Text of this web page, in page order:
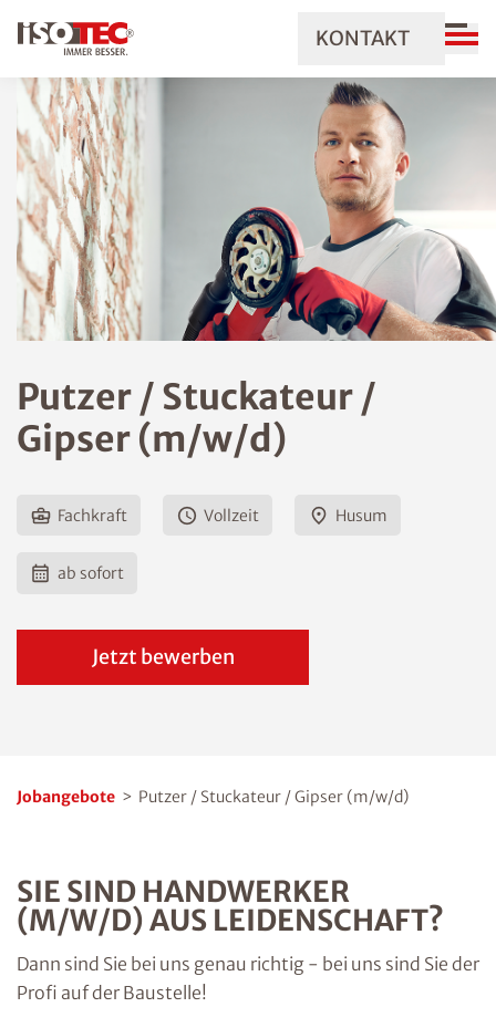
KONTAKT
Putzer / Stuckateur /
Gipser (m/w/d)
Fachkraft Vollzeit Husum
ab sofort
Jetzt bewerben
Jobangebote > Putzer / Stuckateur / Gipser (m/w/d)
SIE SIND HANDWERKER
(M/W/D) AUS LEIDENSCHAFT?
Dann sind Sie bei uns genau richtig - bei uns sind Sie der
Profi auf der Baustelle!